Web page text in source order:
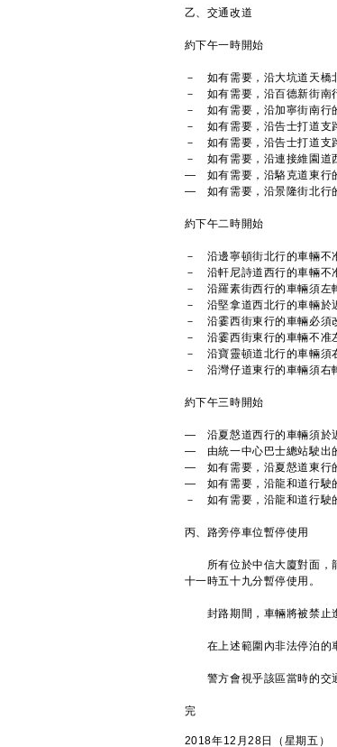
乙、交通改道
約下午一時開始
－ 如有需要，沿大坑道天橋
－ 如有需要，沿百德新街南
－ 如有需要，沿加寧街南行
－ 如有需要，沿告士打道支
－ 如有需要，沿告士打道支
－ 如有需要，沿連接維園道
— 如有需要，沿駱克道東行
— 如有需要，沿景隆街北行
約下午二時開始
－ 沿邊寧頓街北行的車輛不
－ 沿軒尼詩道西行的車輛不
－ 沿羅素街西行的車輛須左
－ 沿堅拿道西北行的車輛於
－ 沿霎西街東行的車輛必須
－ 沿霎西街東行的車輛不准
－ 沿寶靈頓道北行的車輛須
－ 沿灣仔道東行的車輛須右
約下午三時開始
— 沿夏慤道西行的車輛須於
— 由統一中心巴士總站駛出
— 如有需要，沿夏慤道東行
— 如有需要，沿龍和道行駛
－ 如有需要，沿龍和道行駛
丙、路旁停車位暫停使用
所有位於中信大廈對面，龍
十一時五十九分暫停使用。
封路期間，車輛將被禁止
在上述範圍內非法停泊的車
警方會視乎該區當時的交通
完
2018年12月28日（星期五）